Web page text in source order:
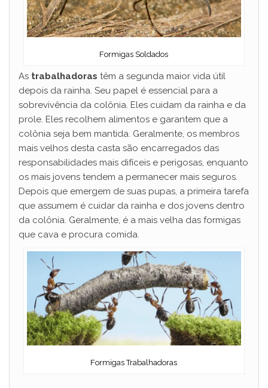
Formigas Soldados
As trabalhadoras têm a segunda maior vida útil
depois da rainha. Seu papel é essencial para a
sobrevivência da colônia. Eles cuidam da rainha e da
prole. Eles recolhem alimentos e garantem que a
colônia seja bem mantida. Geralmente, os membros
mais velhos desta casta são encarregados das
responsabilidades mais difíceis e perigosas, enquanto
os mais jovens tendem a permanecer mais seguros.
Depois que emergem de suas pupas, a primeira tarefa
que assumem é cuidar da rainha e dos jovens dentro
da colônia. Geralmente, é a mais velha das formigas
que cava e procura comida.
Formigas Trabalhadoras